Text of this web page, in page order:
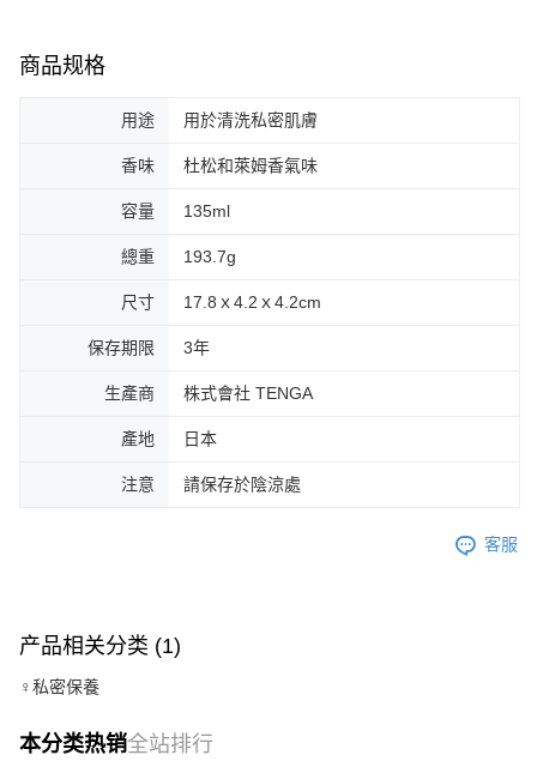
商品规格
用途 用於清洗私密肌膚
香味 杜松和萊姆香氣味
容量 135ml
總重 193.7g
尺寸 17.8ｘ4.2ｘ4.2cm
保存期限 3年
生產商 株式會社 TENGA
產地 日本
注意 請保存於陰涼處
客服
产品相关分类 (1)
♀私密保養
本分类热销全站排行